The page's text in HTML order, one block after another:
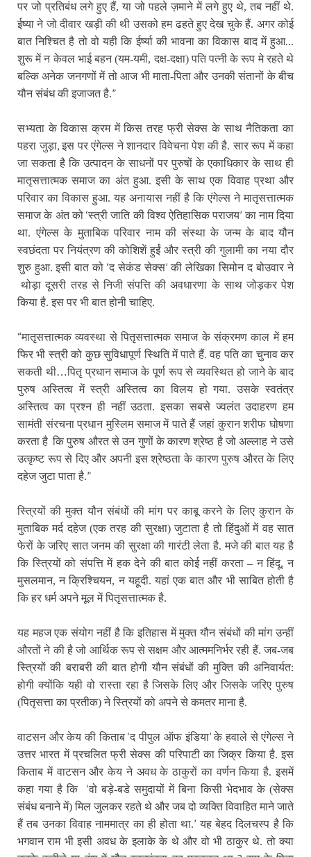
पर जो प्रतिबंध लगे हुए हैं, या जो पहले ज़माने में लगे हुए थे, तब नहीं थे.
ईष्या ने जो दीवार खड़ी की थी उसको हम ढहते हुए देख चुके हैं. अगर कोई
बात निश्चित है तो वो यही कि ईर्ष्या की भावना का विकास बाद में हुआ…
शुरू में न केवल भाई बहन (यम-यमी, दक्ष-दक्षा) पति पत्नी के रूप मे रहते थे
बल्कि अनेक जनगणों में तो आज भी माता-पिता और उनकी संतानों के बीच
यौन संबंध की इजाजत है.”
सभ्यता के विकास क्रम में किस तरह फ्री सेक्स के साथ नैतिकता का
पहरा जुड़ा,इस पर एंगेल्स ने शानदार विवेचना पेश की है. सार रूप में कहा
जा सकता है कि उत्पादन के साधनों पर पुरुषों के एकाधिकार के साथ ही
मातृसत्तात्मक समाज का अंत हुआ. इसी के साथ एक विवाह प्रथा और
परिवार का विकास हुआ. यह अनायास नहीं है कि एंगेल्स ने मातृसत्तात्मक
समाज के अंत को ‘स्त्री जाति की विश्व ऐतिहासिक पराजय’ का नाम दिया
था. एंगेल्स के मुताबिक परिवार नाम की संस्था के जन्म के बाद यौन
स्वछंदता पर नियंत्रण की कोशिशें हुईं और स्त्री की गुलामी का नया दौर
शुरु हुआ. इसी बात को ‘द सेकंड सेक्स’ की लेखिका सिमोन द बोउवार ने
थोड़ा दूसरी तरह से निजी संपत्ति की अवधारणा के साथ जोड़कर पेश
किया है. इस पर भी बात होनी चाहिए.
“मातृसत्तात्मक व्यवस्था से पितृसत्तात्मक समाज के संक्रमण काल में हम
फिर भी स्त्री को कुछ सुविधापूर्ण स्थिति में पाते हैं. वह पति का चुनाव कर
सकती थी…पितृ प्रधान समाज के पूर्ण रूप से व्यवस्थित हो जाने के बाद
पुरुष अस्तित्व में स्त्री अस्तित्व का विलय हो गया. उसके स्वतंत्र
अस्तित्व का प्रश्न ही नहीं उठता. इसका सबसे ज्वलंत उदाहरण हम
सामंती संरचना प्रधान मुस्लिम समाज में पाते हैं जहां कुरान शरीफ घोषणा
करता है कि पुरुष औरत से उन गुणों के कारण श्रेष्ठ है जो अल्लाह ने उसे
उत्कृष्ट रूप से दिए और अपनी इस श्रेष्ठता के कारण पुरुष औरत के लिए
दहेज जुटा पाता है.”
स्त्रियों की मुक्त यौन संबंधों की मांग पर काबू करने के लिए कुरान के
मुताबिक मर्द दहेज (एक तरह की सुरक्षा) जुटाता है तो हिंदुओं में वह सात
फेरों के जरिए सात जनम की सुरक्षा की गारंटी लेता है. मजे की बात यह है
कि स्त्रियों को संपत्ति में हक देने की बात कोई नहीं करता – न हिंदू, न
मुसलमान, न क्रिश्चियन, न यहूदी. यहां एक बात और भी साबित होती है
कि हर धर्म अपने मूल में पितृसत्तात्मक है.
यह महज एक संयोग नहीं है कि इतिहास में मुक्त यौन संबंधों की मांग उन्हीं
औरतों ने की है जो आर्थिक रूप से सक्षम और आत्ममनिर्भर रही हैं. जब-जब
स्त्रियों की बराबरी की बात होगी यौन संबंधों की मुक्ति की अनिवार्यत:
होगी क्योंकि यही वो रास्ता रहा है जिसके लिए और जिसके जरिए पुरुष
(पितृसत्ता का प्रतीक) ने स्त्रियों को अपने से कमतर माना है.
वाटसन और केय की किताब‘द पीपुल ऑफ इंडिया’के हवाले से एंगेल्स ने
उत्तर भारत में प्रचलित फ्री सेक्स की परिपाटी का जिक्र किया है. इस
किताब में वाटसन और केय ने अवध के ठाकुरों का वर्णन किया है. इसमें
कहा गया है कि ‘वो बड़े-बडे समुदायों में बिना किसी भेदभाव के (सेक्स
संबंध बनाने में) मिल जुलकर रहते थे और जब दो व्यक्ति विवाहित माने जाते
हैं तब उनका विवाह नाममात्र का ही होता था.’ यह बेहद दिलचस्प है कि
भगवान राम भी इसी अवध के इलाके के थे और वो भी ठाकुर थे. तो क्या